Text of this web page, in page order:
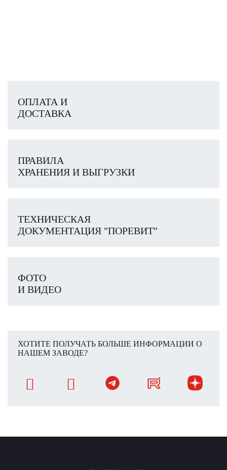
ОПЛАТА И
ДОСТАВКА
ПРАВИЛА
ХРАНЕНИЯ И ВЫГРУЗКИ
ТЕХНИЧЕСКАЯ
ДОКУМЕНТАЦИЯ "ПОРЕВИТ"
ФОТО
И ВИДЕО
ХОТИТЕ ПОЛУЧАТЬ БОЛЬШЕ ИНФОРМАЦИИ О
НАШЕМ ЗАВОДЕ?